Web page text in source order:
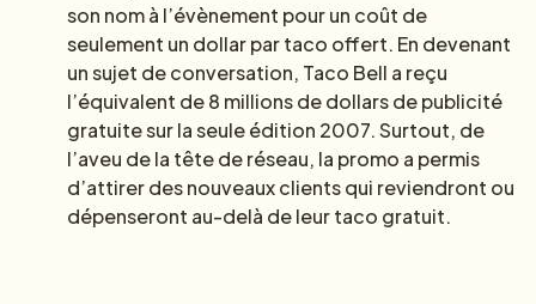
son nom à l’évènement pour un coût de
seulement un dollar par taco offert. En devenant
un sujet de conversation, Taco Bell a reçu
l’équivalent de 8 millions de dollars de publicité
gratuite sur la seule édition 2007. Surtout, de
l’aveu de la tête de réseau, la promo a permis
d’attirer des nouveaux clients qui reviendront ou
dépenseront au-delà de leur taco gratuit.